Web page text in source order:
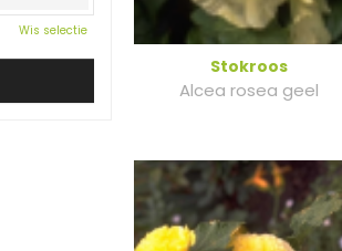
Stokroos
Alcea rosea geel
Wis selectie